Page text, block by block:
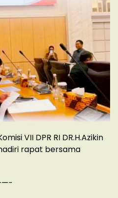
VII DPR RI DR.H.Azikin
rapat bersama